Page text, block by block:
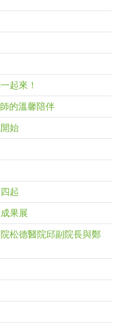
起來！
的溫馨陪伴
始
起
果展
松德醫院邱副院長與鄭